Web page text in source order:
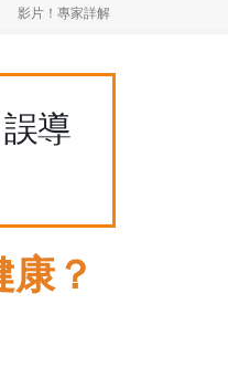
影片！專家詳解
導
？